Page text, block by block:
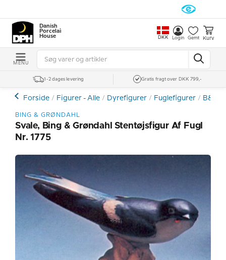
Danish
Porcelain
House
DKK Login Gemt Kurv
MENU
1-2 dages levering Gratis fragt over DKK 799,-
Forside Figurer - Alle Dyrefigurer Fuglefigurer B&G -
BING & GRØNDAHL
Svale, Bing & Grøndahl Stentøjsfigur Af Fugl
Nr. 1775